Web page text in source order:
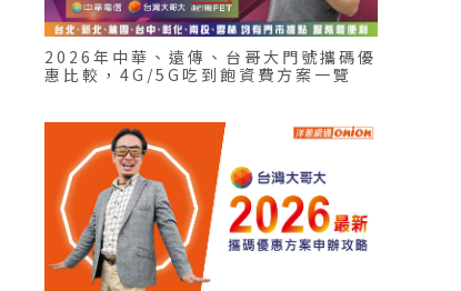
2026年中華、遠傳、台哥大門號攜碼優
惠比較，4G/5G吃到飽資費方案一覽